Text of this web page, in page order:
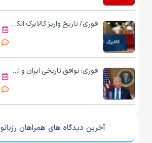
فوری/ تاریخ واریز کالابرگ الکترونیکی تغییر کرد
فوری: توافق تاریخی ایران و آمریکا اعلام می‌شود
آخرین دیدگاه های همراهان رزبانو